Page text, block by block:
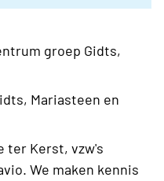
groep Gidts,
Mariasteen en
ter Kerst, vzw's
We maken kennis